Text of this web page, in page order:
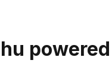
powered